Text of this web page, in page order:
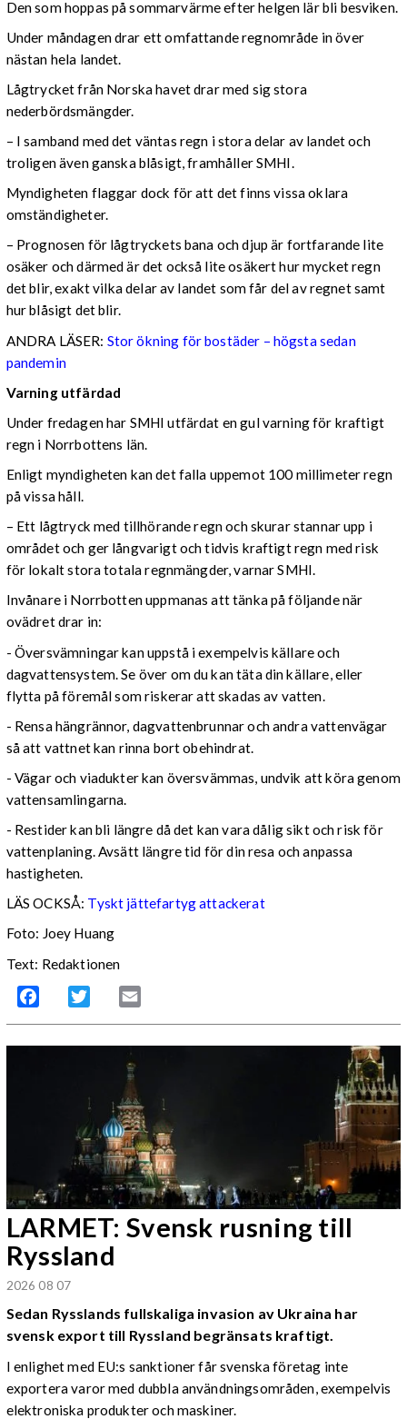
Den som hoppas på sommarvärme efter helgen lär bli besviken.
Under måndagen drar ett omfattande regnområde in över
nästan hela landet.
Lågtrycket från Norska havet drar med sig stora
nederbördsmängder.
– I samband med det väntas regn i stora delar av landet och
troligen även ganska blåsigt, framhåller SMHI.
Myndigheten flaggar dock för att det finns vissa oklara
omständigheter.
– Prognosen för lågtryckets bana och djup är fortfarande lite
osäker och därmed är det också lite osäkert hur mycket regn
det blir, exakt vilka delar av landet som får del av regnet samt
hur blåsigt det blir.
ANDRA LÄSER: Stor ökning för bostäder – högsta sedan
pandemin
Varning utfärdad
Under fredagen har SMHI utfärdat en gul varning för kraftigt
regn i Norrbottens län.
Enligt myndigheten kan det falla uppemot 100 millimeter regn
på vissa håll.
– Ett lågtryck med tillhörande regn och skurar stannar upp i
området och ger långvarigt och tidvis kraftigt regn med risk
för lokalt stora totala regnmängder, varnar SMHI.
Invånare i Norrbotten uppmanas att tänka på följande när
ovädret drar in:
- Översvämningar kan uppstå i exempelvis källare och
dagvattensystem. Se över om du kan täta din källare, eller
flytta på föremål som riskerar att skadas av vatten.
- Rensa hängrännor, dagvattenbrunnar och andra vattenvägar
så att vattnet kan rinna bort obehindrat.
- Vägar och viadukter kan översvämmas, undvik att köra genom
vattensamlingarna.
- Restider kan bli längre då det kan vara dålig sikt och risk för
vattenplaning. Avsätt längre tid för din resa och anpassa
hastigheten.
LÄS OCKSÅ: Tyskt jättefartyg attackerat
Foto: Joey Huang
Text: Redaktionen
Facebook Twitter
LARMET: Svensk rusning till
Ryssland
2026 08 07
Sedan Rysslands fullskaliga invasion av Ukraina har
svensk export till Ryssland begränsats kraftigt.
I enlighet med EU:s sanktioner får svenska företag inte
exportera varor med dubbla användningsområden, exempelvis
elektroniska produkter och maskiner.